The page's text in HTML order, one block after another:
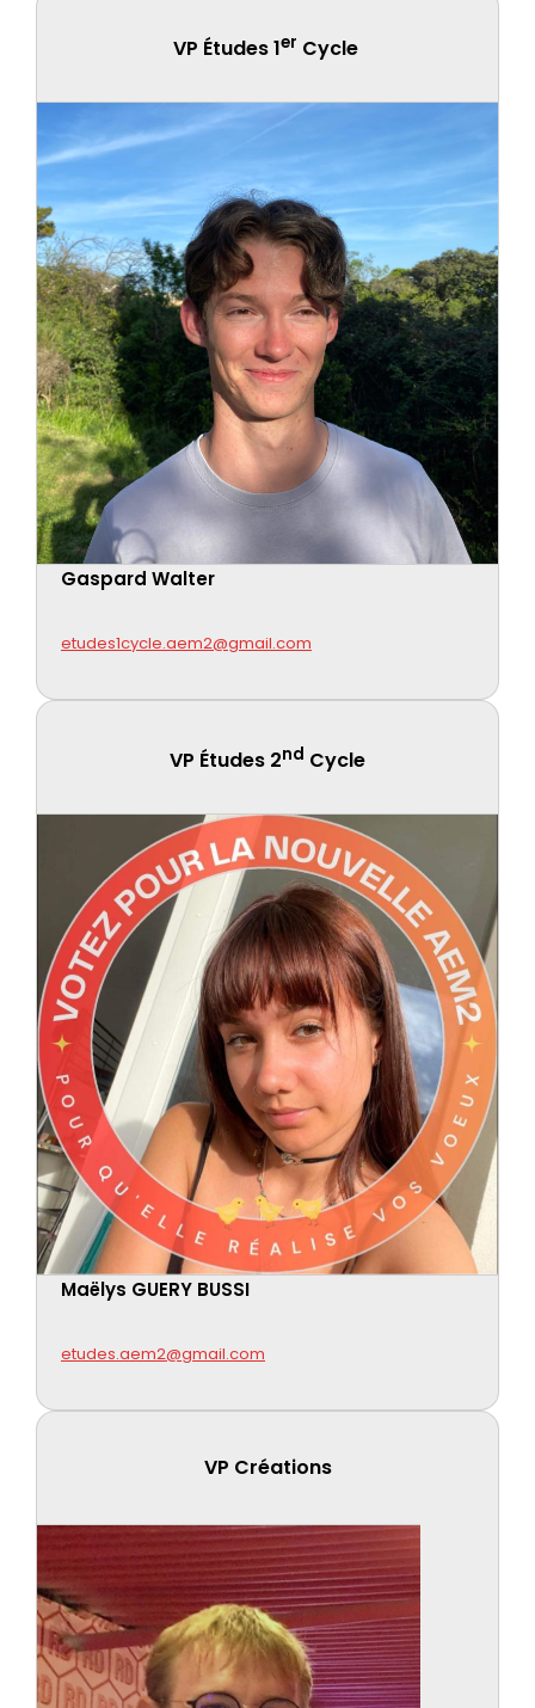
VP Études 1er Cycle
Gaspard Walter
etudes1cycle.aem2@gmail.com
VP Études 2nd Cycle
Maëlys GUERY BUSSI
etudes.aem2@gmail.com
VP Créations